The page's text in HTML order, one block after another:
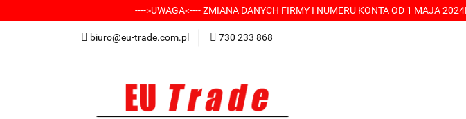
---->UWAGA<---- ZMIANA DANYCH FIRMY I NUMERU KONTA OD 1 MAJA
biuro@eu-trade.com.pl 730 233 868
KATEGORIE -----> CHCESZ Z NAMI